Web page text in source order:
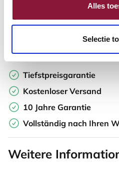
Alles
Selectie
Auf der Suche nach
komplett und fordern Sie direkt
Zur Vergleichsliste
Tiefstpreisgarantie
Kostenloser Versand
10 Jahre Garantie
Vollständig nach Ihren
Weitere